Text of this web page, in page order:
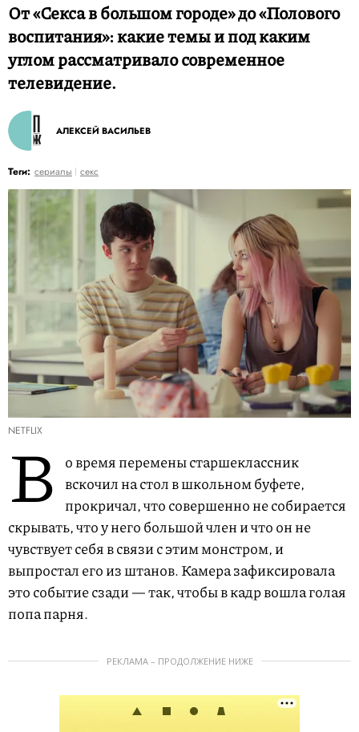
От «Секса в большом городе» до «Полового
воспитания»: какие темы и под каким
углом рассматривало современное
телевидение.
АЛЕКСЕЙ ВАСИЛЬЕВ
Теги: сериалы секс
NETFLIX
В
о время перемены старшеклассник
вскочил на стол в школьном буфете,
прокричал, что совершенно не собирается
скрывать, что у него большой член и что он не
чувствует себя в связи с этим монстром, и
выпростал его из штанов. Камера зафиксировала
это событие сзади — так, чтобы в кадр вошла голая
попа парня.
РЕКЛАМА – ПРОДОЛЖЕНИЕ НИЖЕ